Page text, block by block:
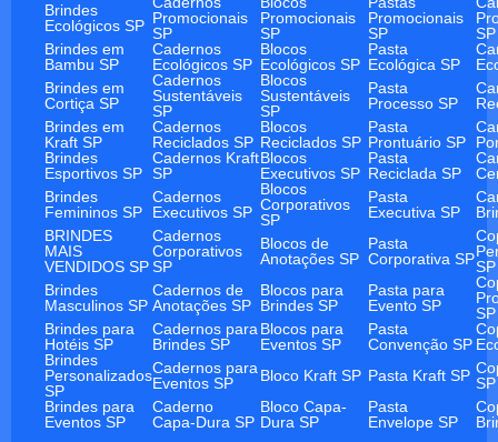
Brindes
Ecológicos SP Promocionais
SP
Promocionais
SP
Promocionais
SP
SP
Brindes em
Bambu SP
Cadernos
Ecológicos SP
Blocos
Ecológicos SP
Pasta
Ecológica SP
Brindes em
Cortiça SP
Cadernos
Sustentáveis
SP
Blocos
Sustentáveis
SP
Pasta
Processo SP
Brindes em
Kraft SP
Cadernos
Reciclados SP
Blocos
Reciclados SP
Pasta
Prontuário SP
Brindes
Esportivos SP
Cadernos Kraft
SP
Blocos
Executivos SP
Pasta
Reciclada SP
Brindes
Femininos SP
Cadernos
Executivos SP
Blocos
Corporativos
SP
Pasta
Executiva SP
BRINDES
MAIS
VENDIDOS SP
Cadernos
Corporativos
SP
Blocos de
Anotações SP
Pasta
Corporativa SPSP
Brindes
Masculinos SP
Cadernos de
Anotações SP
Blocos para
Brindes SP
Pasta para
Evento SP
SP
Brindes para
Hotéis SP
Cadernos para
Brindes SP
Blocos para
Eventos SP
Pasta
Convenção SP
Brindes
Personalizados
SP
Cadernos para
Eventos SP
Bloco Kraft SP Pasta Kraft SP SP
Brindes para
Eventos SP
Caderno
Capa-Dura SP
Bloco Capa-
Dura SP
Pasta
Envelope SP